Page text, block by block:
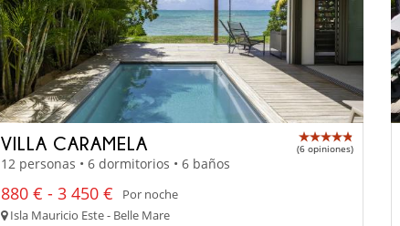
VILLA CARAMELA (6 opiniones)
12 personas • 6 dormitorios • 6 baños
880 € - 3 450 €
Por noche
Isla Mauricio Este - Belle Mare